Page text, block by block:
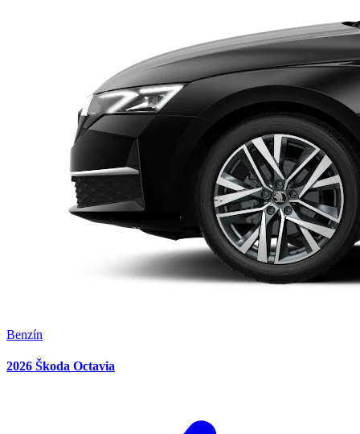
Benzín
2026 Škoda Octavia